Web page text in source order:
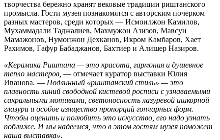
творчества бережно хранят вековые традиции риштанского
промысла. Гости музея познакомятся с авторским почерком
разных мастеров, среди которых — Исмоилжон Камилов,
Мухаммадали Таджалиев, Махмужон Азизов, Мавсун
Мамажонов, Нумонжон Дехканов, Икром Камбаров, Хает
Рахимов, Гафур Бабаджанов, Бахтиер и Алишер Назиров.
«Керамика Риштана — это красота, гармония и душевное
тепло мастеров, — отмечает куратор выставки Юлия
Иванова. — Подлинный «риштанский стиль» — это
плавность линий свободной кистевой росписи с узнаваемыми
сакральными мотивами, светоносность лазуревой ишкорной
глазури и особое изящество пропорций гончарных форм.
Чтобы оценить и полюбить это искусство, его надо узнать
поближе. И мы надеемся, что в этом гостям музея поможет
наша выставка».